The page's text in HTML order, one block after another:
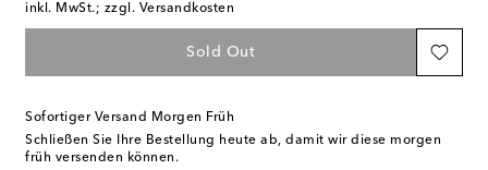
inkl. MwSt.; zzgl. Versandkosten
Sold Out
Sofortiger Versand Morgen Früh
Schließen Sie Ihre Bestellung heute ab, damit wir diese morgen
früh versenden können.